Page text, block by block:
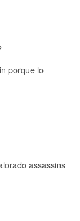
porque lo
assassins